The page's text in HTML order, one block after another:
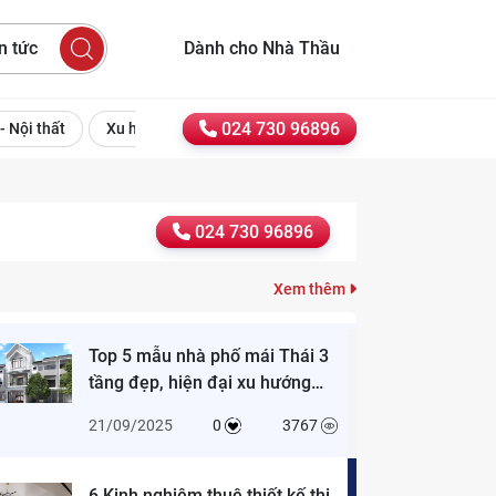
tức Dành cho Nhà Thầu
Nội thất Xu hướng Nhà Xanh Phong cách thiết kế
024 730 96896
024 730 96896
Xem thêm
Quy định xây dựng hầm nhà
23/10/2023 0 5279
[Tổng hợp] Cải tạo nhà cũ: Quy
trình, phương án, kinh nghiệm
7711
Top 5 mẫu nhà phố mái Thái 3
tầng đẹp, hiện đại xu hướng
21/09/2025 0 3767